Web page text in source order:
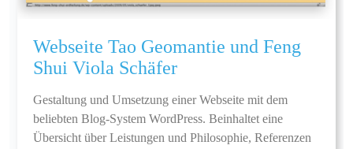
Webseite Tao Geomantie und Feng
Shui Viola Schäfer
Gestaltung und Umsetzung einer Webseite mit dem
beliebten Blog-System WordPress. Beinhaltet eine
Übersicht über Leistungen und Philosophie, Referenzen